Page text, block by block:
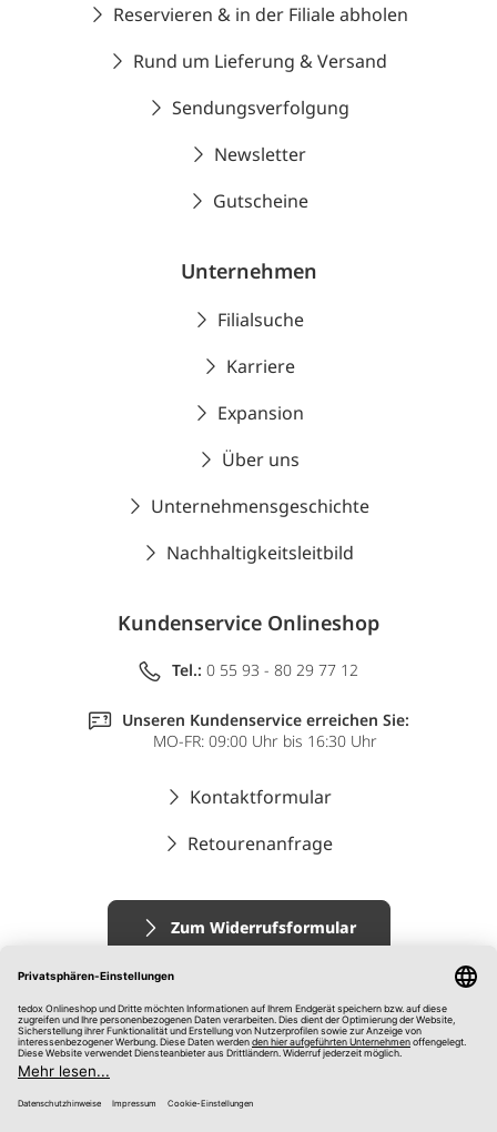
Reservieren & in der Filiale abholen
Rund um Lieferung & Versand
Sendungsverfolgung
Newsletter
Gutscheine
Unternehmen
Filialsuche
Karriere
Expansion
Über uns
Unternehmensgeschichte
Nachhaltigkeitsleitbild
Kundenservice Onlineshop
Tel.: 0 55 93 - 80 29 77 12
Unseren Kundenservice erreichen Sie:
MO-FR: 09:00 Uhr bis 16:30 Uhr
Kontaktformular
Retourenanfrage
Zum Widerrufsformular
Impressum
AGB
Datenschutz